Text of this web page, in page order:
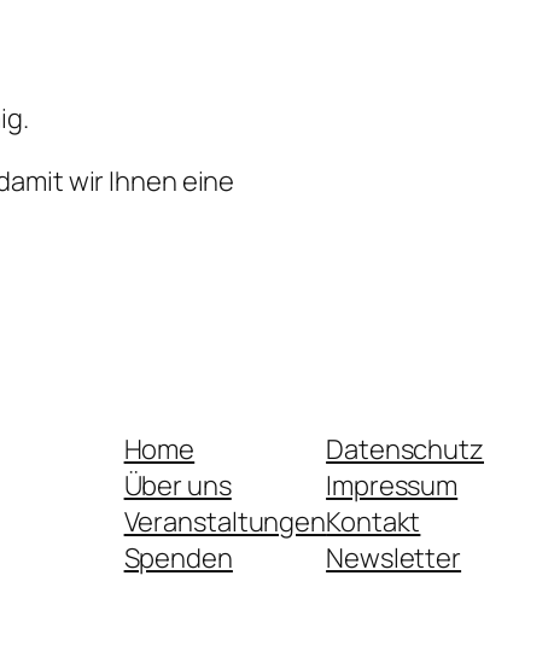
wir Ihnen eine
Home
Über uns
Veranstaltungen
Spenden
Datenschutz
Impressum
Kontakt
Newsletter